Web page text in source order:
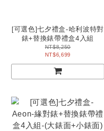
[可選色]七夕禮盒-哈利波特對
錶+替換錶帶禮盒4入組
NT$8,250
NT$6,699